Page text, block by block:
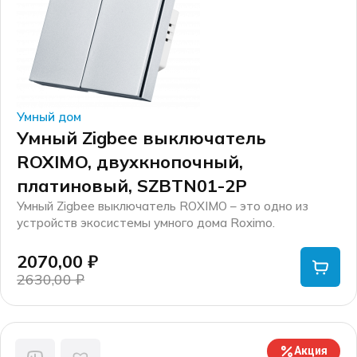
Умный дом
Умный Zigbee выключатель
ROXIMO, двухкнопочный,
платиновый, SZBTN01-2P
Умный Zigbee выключатель ROXIMO – это одно из
устройств экосистемы умного дома Roximo.
монтажа в стандартные установочные коробки.
Лицевая панель изготовлена из высококачественного
пластика, на ней расположены клавиши для управления
и LED индикаторы состояния.
Подключается к сети через специальный Zigbee шлюз,
2630,00₽
2630,00 ₽.
2070,00 ₽
Акция